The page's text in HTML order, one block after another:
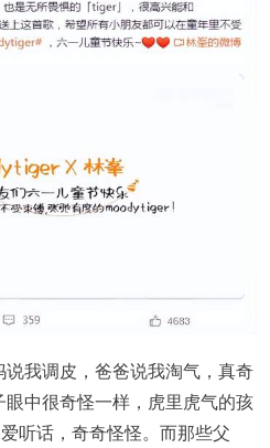
说我调皮，爸爸说我淘气，真奇
眼中很奇怪一样，虎里虎气的孩
听话，奇奇怪怪。而那些父